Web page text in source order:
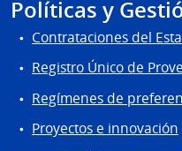
Políticas y
Contrataciones del
Registro Único de
Regímenes de
Proyectos e innovación